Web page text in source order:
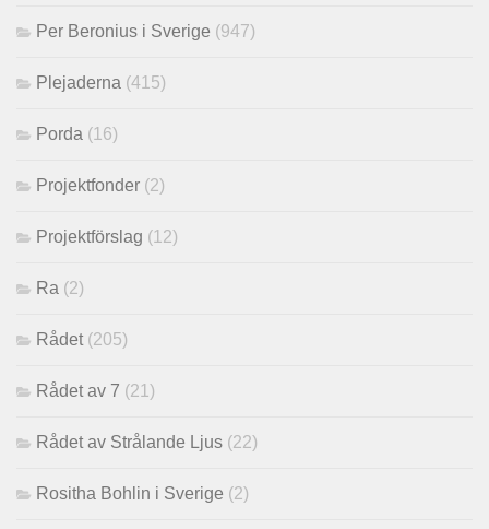
Per Beronius i Sverige (947)
Plejaderna (415)
Porda (16)
Projektfonder (2)
Projektförslag (12)
Ra (2)
Rådet (205)
Rådet av 7 (21)
Rådet av Strålande Ljus (22)
Rositha Bohlin i Sverige (2)